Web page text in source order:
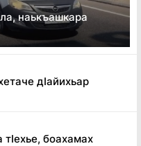
наькъашкара
дӏайихьар
боахамах